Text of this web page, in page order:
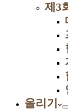
제3
올리기